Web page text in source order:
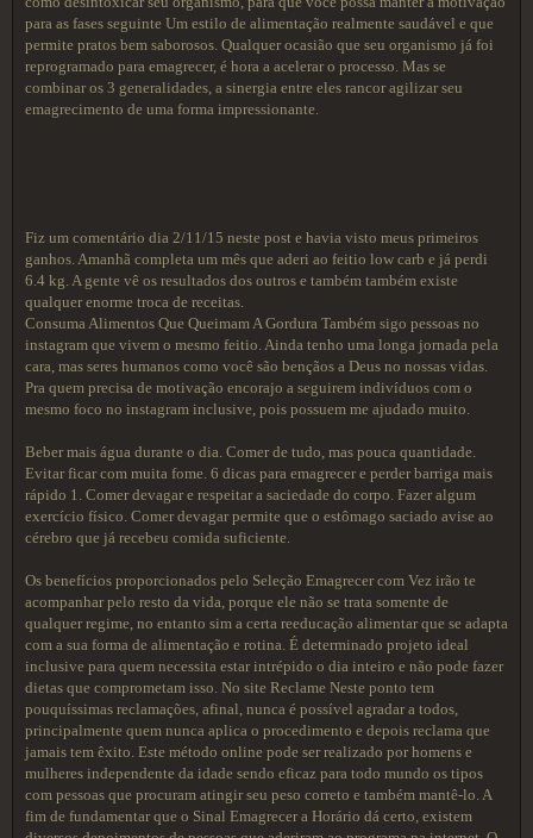
para as fases seguinte Um estilo de alimentação realmente saudável e que
permite pratos bem saborosos. Qualquer ocasião que seu organismo já foi
reprogramado para emagrecer, é hora a acelerar o processo. Mas se
combinar os 3 generalidades, a sinergia entre eles rancor agilizar seu
emagrecimento de uma forma impressionante.
Fiz um comentário dia 2/11/15 neste post e havia visto meus primeiros
ganhos. Amanhã completa um mês que aderi ao feitio low carb e já perdi
6.4 kg. A gente vê os resultados dos outros e também também existe
qualquer enorme troca de receitas.
Consuma Alimentos Que Queimam A Gordura Também sigo pessoas no
instagram que vivem o mesmo feitio. Ainda tenho uma longa jornada pela
cara, mas seres humanos como você são bençãos a Deus no nossas vidas.
Pra quem precisa de motivação encorajo a seguirem indivíduos com o
mesmo foco no instagram inclusive, pois possuem me ajudado muito.
Beber mais água durante o dia. Comer de tudo, mas pouca quantidade.
Evitar ficar com muita fome. 6 dicas para emagrecer e perder barriga mais
rápido 1. Comer devagar e respeitar a saciedade do corpo. Fazer algum
exercício físico. Comer devagar permite que o estômago saciado avise ao
cérebro que já recebeu comida suficiente.
Os benefícios proporcionados pelo Seleção Emagrecer com Vez irão te
acompanhar pelo resto da vida, porque ele não se trata somente de
qualquer regime, no entanto sim a certa reeducação alimentar que se adapta
com a sua forma de alimentação e rotina. É determinado projeto ideal
inclusive para quem necessita estar intrépido o dia inteiro e não pode fazer
dietas que comprometam isso. No site Reclame Neste ponto tem
pouquíssimas reclamações, afinal, nunca é possível agradar a todos,
principalmente quem nunca aplica o procedimento e depois reclama que
jamais tem êxito. Este método online pode ser realizado por homens e
mulheres independente da idade sendo eficaz para todo mundo os tipos
com pessoas que procuram atingir seu peso correto e também mantê-lo. A
fim de fundamentar que o Sinal Emagrecer a Horário dá certo, existem